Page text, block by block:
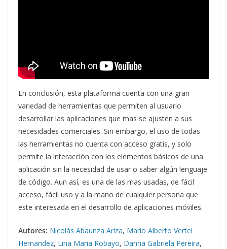
En conclusión, esta plataforma cuenta con una gran
variedad de herramientas que permiten al usuario
desarrollar las aplicaciones que mas se ajusten a sus
necesidades comerciales. Sin embargo, el uso de todas
las herramientas no cuenta con acceso gratis, y solo
permite la interacción con los elementos básicos de una
aplicación sin la necesidad de usar o saber algún lenguaje
de código. Aun así, es una de las mas usadas, de fácil
acceso, fácil uso y a la mano de cualquier persona que
este interesada en el desarrollo de aplicaciones móviles.
Autores: Nicolás Abaunza Ariza, Mario Alberto Vertel
Hernandez, Lina Maria Robayo, Danna Gabriela Pereira,